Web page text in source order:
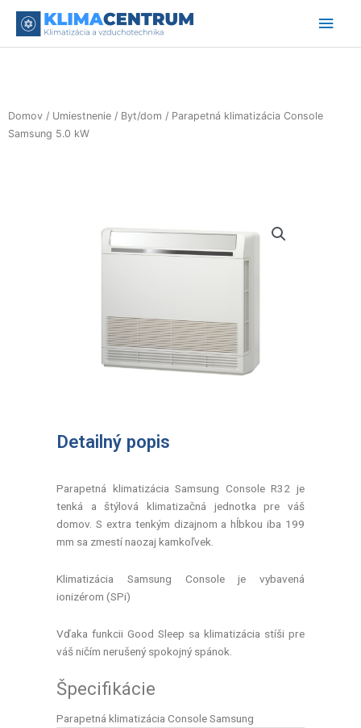
Domov / Umiestnenie / Byt/dom / Parapetná klimatizácia Console
Samsung 5.0 kW
Detailný popis
Parapetná klimatizácia Samsung Console R32 je
tenká a štýlová klimatizačná jednotka pre váš
domov. S extra tenkým dizajnom a hĺbkou iba 199
mm sa zmestí naozaj kamkoľvek.
Klimatizácia Samsung Console je vybavená
ionizérom (SPi)
Vďaka funkcii Good Sleep sa klimatizácia stíši pre
váš ničím nerušený spokojný spánok.
Špecifikácie
Parapetná klimatizácia Console Samsung